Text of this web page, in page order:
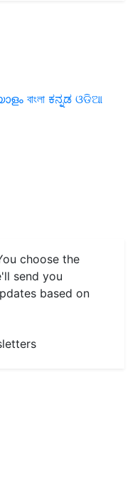
বাংলা ಕನ್ನಡ ଓଡିଆ
choose the
send you
based on